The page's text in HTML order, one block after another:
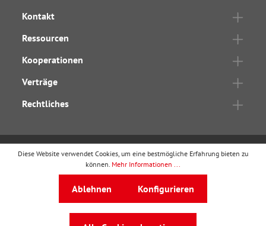
Kontakt
Ressourcen
Kooperationen
Verträge
Rechtliches
wbv Publikationist ein Geschäftsbereich von
Auf dem Esch 4 · 33619 Bielefeld · Telefon
service@wbv.de
Diese Website verwendet Cookies, um eine bestmögliche Erfahrung bieten zu
können. Mehr Informationen ...
Ablehnen Konfigurieren